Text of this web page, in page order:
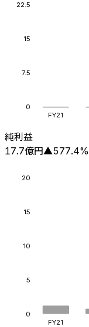
0
7.5
15
22.5
FY21
純利益
17.7億円▲577.4%
0
5
10
15
20
FY21